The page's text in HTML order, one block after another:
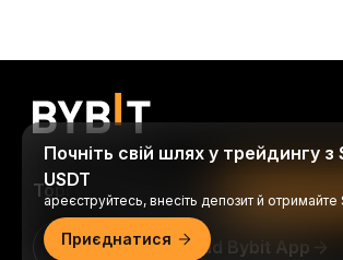
Торгуйте будь-де й будь-коли!
Download Bybit App
Почніть свій шлях у трейдингу з
USDT
ареєструйтесь, внесіть депозит й отримайте
Приєднатися
Читати в